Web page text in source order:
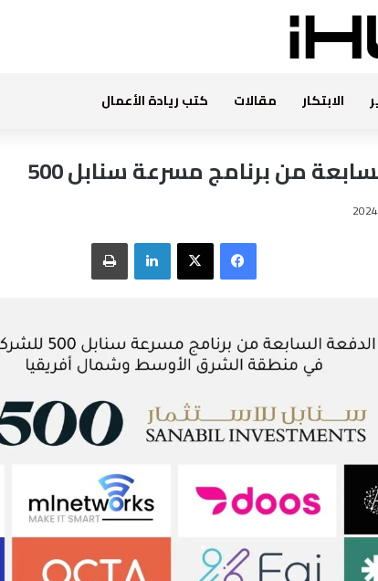
الابتكار مقالات كتب ريادة الأعمال
من برنامج مسرعة سنابل 500
فيسبوك‫X لينكدإن طباعة